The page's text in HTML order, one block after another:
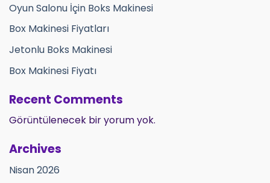
Oyun Salonu İçin Boks Makinesi
Box Makinesi Fiyatları
Jetonlu Boks Makinesi
Box Makinesi Fiyatı
Recent Comments
Görüntülenecek bir yorum yok.
Archives
Nisan 2026